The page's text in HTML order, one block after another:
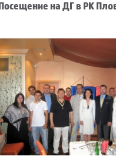
Посещение на ДГ в РК